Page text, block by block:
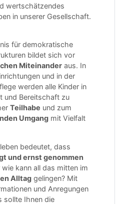
wertschätzendes
in unserer Gesellschaft.
für demokratische
bildet sich vor
Miteinanderaus. In
und in der
werden alle Kinder in
und Bereitschaft zu
Teilhabe und zum
Umgangmit Vielfalt
bedeutet, dass
und ernst genommen
kann all das mitten im
Alltaggelingen? Mit
und Anregungen
sollte Ihnen die